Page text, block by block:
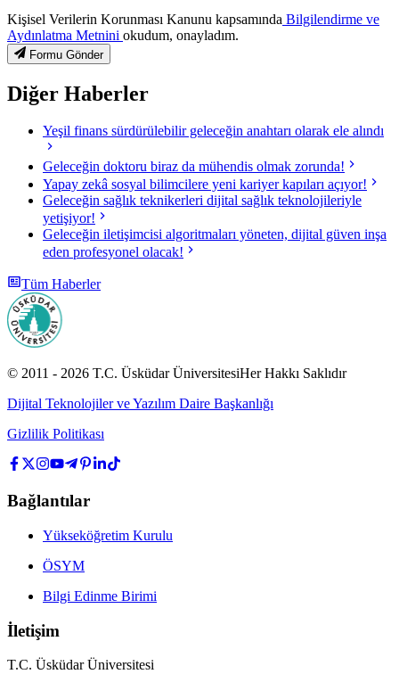
Kişisel Verilerin Korunması Kanunu kapsamında Bilgilendirme ve
Aydınlatma Metnini okudum, onayladım.
Formu Gönder
Diğer Haberler
Yeşil finans sürdürülebilir geleceğin anahtarı olarak ele alındı
Geleceğin doktoru biraz da mühendis olmak zorunda!
Yapay zekâ sosyal bilimcilere yeni kariyer kapıları açıyor!
Geleceğin sağlık teknikerleri dijital sağlık teknolojileriyle
yetişiyor!
Geleceğin iletişimcisi algoritmaları yöneten, dijital güven inşa
eden profesyonel olacak!
Tüm Haberler
© 2011 - 2026 T.C. Üsküdar ÜniversitesiHer Hakkı Saklıdır
Dijital Teknolojiler ve Yazılım Daire Başkanlığı
Gizlilik Politikası
Bağlantılar
Yükseköğretim Kurulu
ÖSYM
Bilgi Edinme Birimi
İletişim
T.C. Üsküdar Üniversitesi